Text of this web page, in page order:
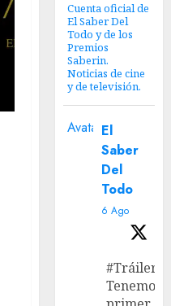
Cuenta oficial de
El Saber Del
Todo y de los
Premios
Saberin.
Noticias de cine
y de televisión.
Avatar El
Saber
Del
Todo
6 Ago
#Tráiler
Tenemos